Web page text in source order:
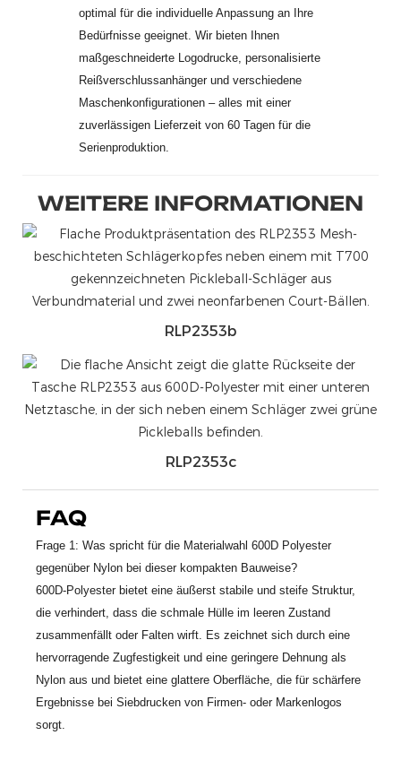
optimal für die individuelle Anpassung an Ihre
Bedürfnisse geeignet. Wir bieten Ihnen
maßgeschneiderte Logodrucke, personalisierte
Reißverschlussanhänger und verschiedene
Maschenkonfigurationen – alles mit einer
zuverlässigen Lieferzeit von 60 Tagen für die
Serienproduktion.
WEITERE INFORMATIONEN
RLP2353b
RLP2353c
FAQ
Frage 1: Was spricht für die Materialwahl 600D Polyester
gegenüber Nylon bei dieser kompakten Bauweise?
600D-Polyester bietet eine äußerst stabile und steife Struktur,
die verhindert, dass die schmale Hülle im leeren Zustand
zusammenfällt oder Falten wirft. Es zeichnet sich durch eine
hervorragende Zugfestigkeit und eine geringere Dehnung als
Nylon aus und bietet eine glattere Oberfläche, die für schärfere
Ergebnisse bei Siebdrucken von Firmen- oder Markenlogos
sorgt.